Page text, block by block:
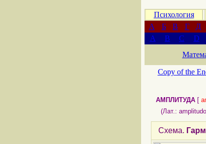
Психология
А
Б В Г Д
A
B C D
Copy of the
АМПЛИТУДА [
(Лат.:
Схема.